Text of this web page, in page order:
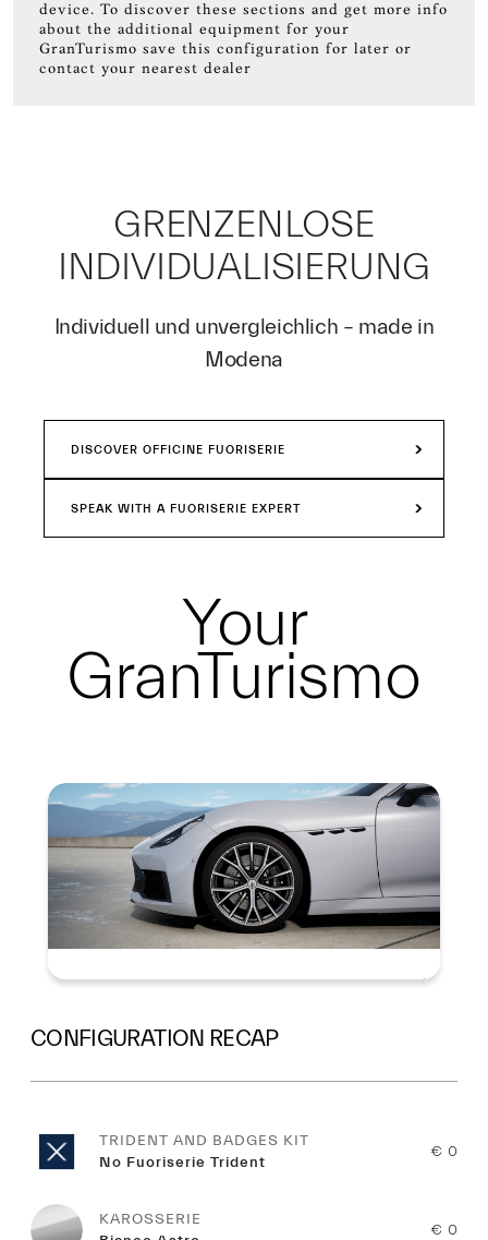
device. To discover these sections and get more info
about the additional equipment for your
GranTurismo save this configuration for later or
contact your nearest dealer
GRENZENLOSE
INDIVIDUALISIERUNG
Individuell und unvergleichlich – made in
Modena
DISCOVER OFFICINE FUORISERIE
SPEAK WITH A FUORISERIE EXPERT
Your
GranTurismo
Summary
CONFIGURATION RECAP
TRIDENT AND BADGES KIT
No Fuoriserie Trident
€ 0
KAROSSERIE
€ 0